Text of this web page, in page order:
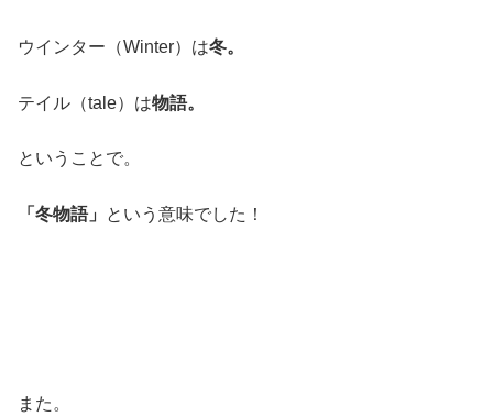
ウインター（Winter）は冬。
テイル（tale）は物語。
ということで。
「冬物語」 という意味でした！
また。